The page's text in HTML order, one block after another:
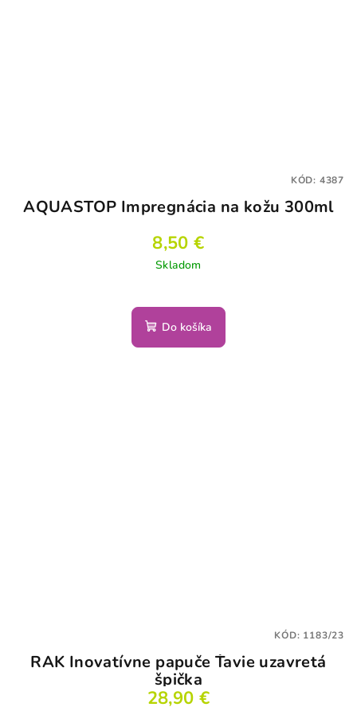
AQUASTOP Impregnácia na kožu 300ml
8,50 €
Skladom
Do košíka
KÓD: 4387
RAK Inovatívne papuče Ťavie uzavretá
špička
28,90 €
KÓD: 1183/23